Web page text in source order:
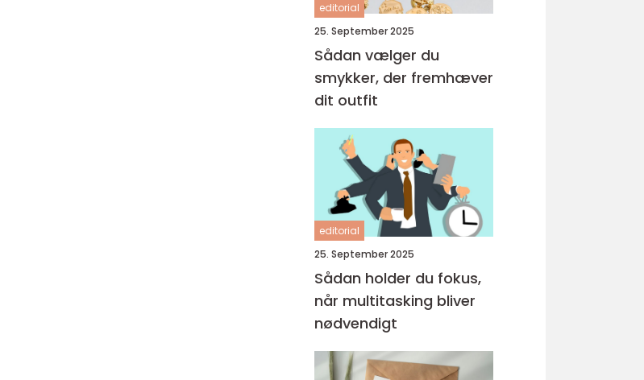
editorial
25. September 2025
Sådan vælger du
smykker, der fremhæver
dit outfit
editorial
25. September 2025
Sådan holder du fokus,
når multitasking bliver
nødvendigt